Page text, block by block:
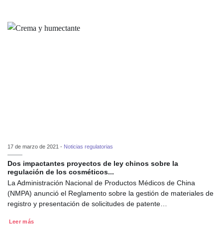
17 de marzo de 2021 - Noticias regulatorias
Dos impactantes proyectos de ley chinos sobre la
regulación de los cosméticos...
La Administración Nacional de Productos Médicos de China
(NMPA) anunció el Reglamento sobre la gestión de materiales de
registro y presentación de solicitudes de patente…
Leer más